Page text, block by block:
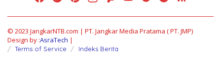
© 2023 JangkarNTB.com | PT. Jangkar Media Pratama ( PT. JMP)
Design by :AsraTech |
Terms of Service Indeks Berita